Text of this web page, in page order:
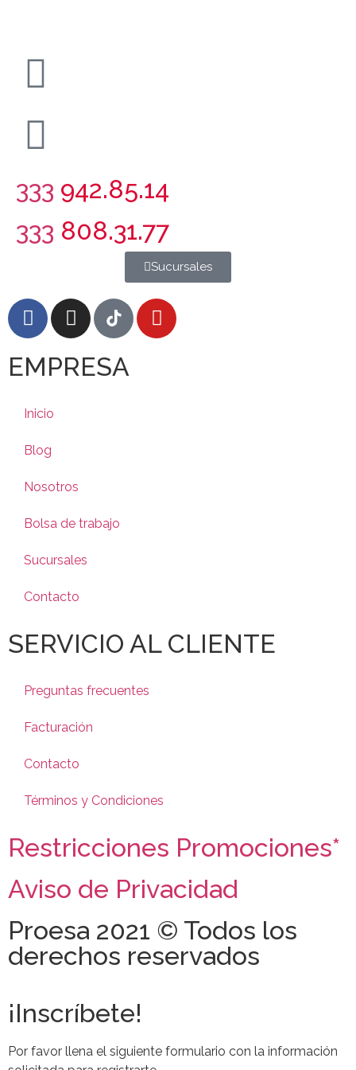
333 942.85.14
333 808.31.77
Sucursales
EMPRESA
Inicio
Blog
Nosotros
Bolsa de trabajo
Sucursales
Contacto
SERVICIO AL CLIENTE
Preguntas frecuentes
Facturación
Contacto
Términos y Condiciones
Restricciones Promociones*
Aviso de Privacidad
Proesa 2021 © Todos los
derechos reservados
¡Inscríbete!
Por favor llena el siguiente formulario con la información